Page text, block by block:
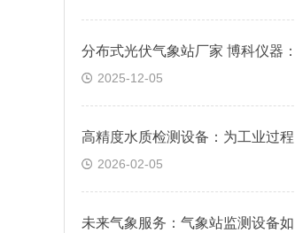
2025-12-05
2026-02-05